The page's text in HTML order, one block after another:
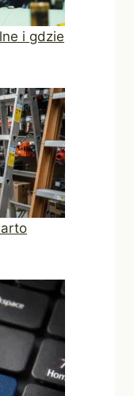
i gdzie